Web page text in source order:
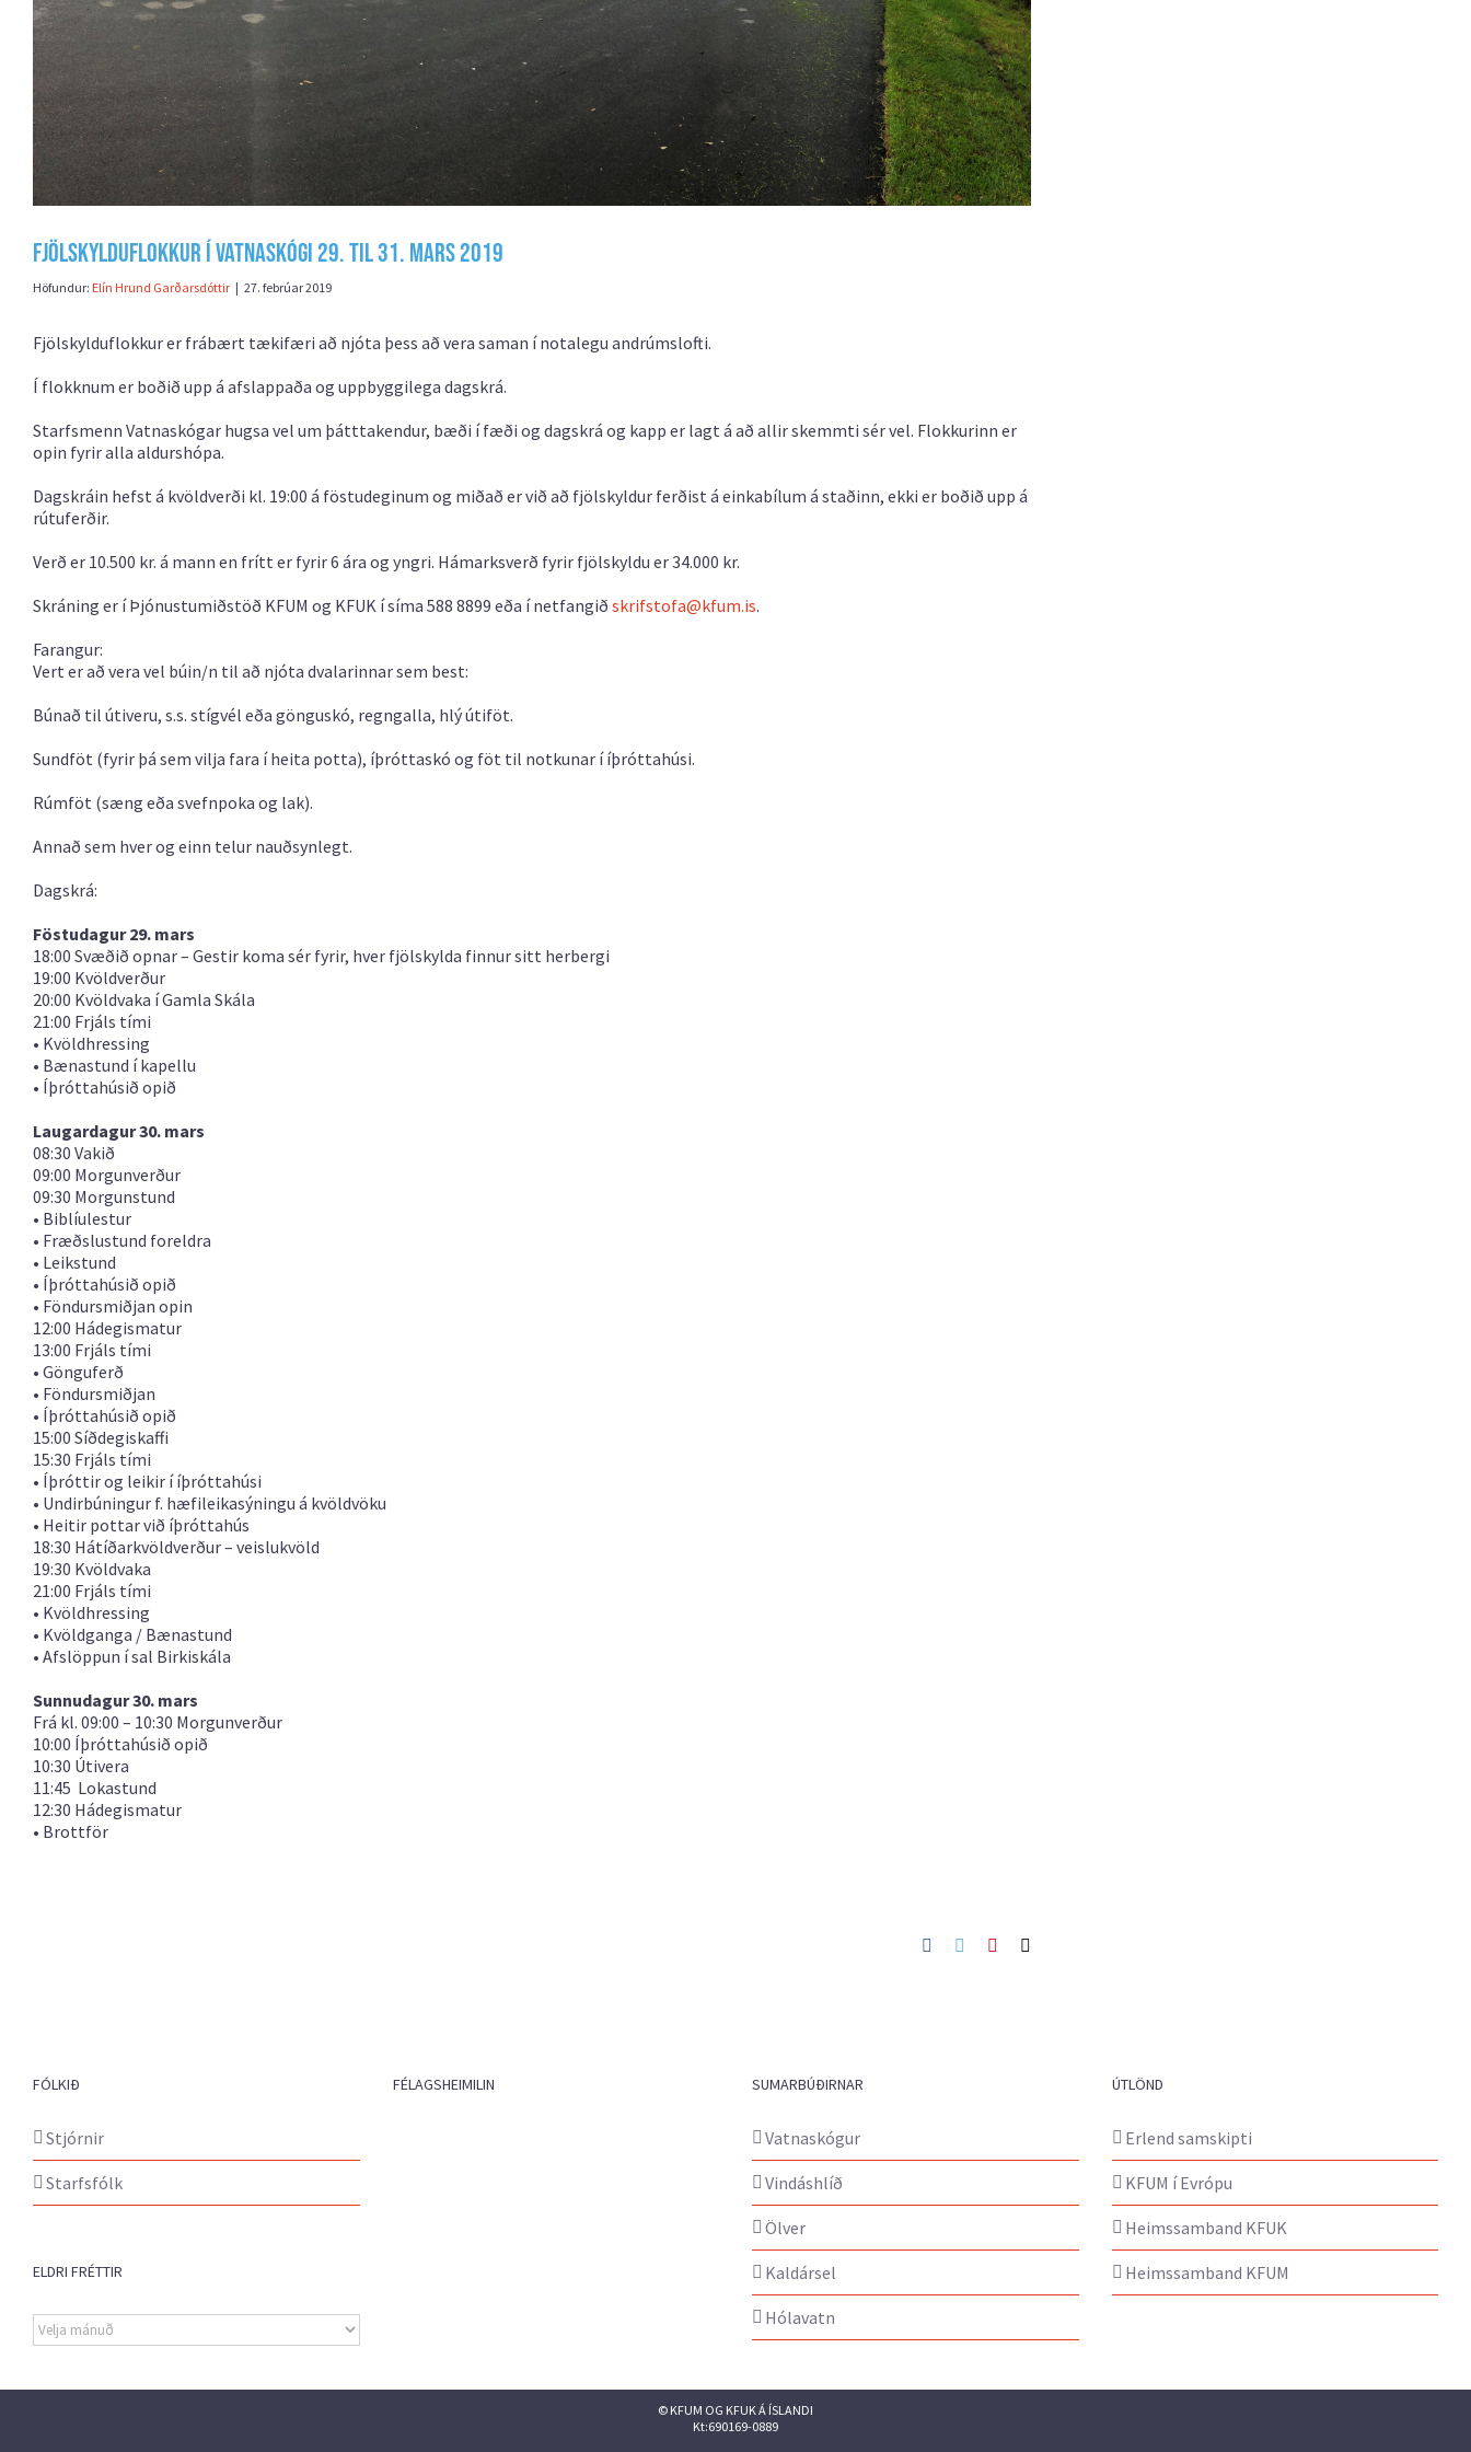
Fjölskylduflokkur í Vatnaskógi 29. til 31. mars 2019
Höfundur: Elín Hrund Garðarsdóttir | 27. febrúar 2019
Fjölskylduflokkur er frábært tækifæri að njóta þess að vera saman í notalegu andrúmslofti.
Í flokknum er boðið upp á afslappaða og uppbyggilega dagskrá.
Starfsmenn Vatnaskógar hugsa vel um þátttakendur, bæði í fæði og dagskrá og kapp er lagt á að allir skemmti sér vel. Flokkurinn er
opin fyrir alla aldurshópa.
Dagskráin hefst á kvöldverði kl. 19:00 á föstudeginum og miðað er við að fjölskyldur ferðist á einkabílum á staðinn, ekki er boðið upp á
rútuferðir.
Verð er 10.500 kr. á mann en frítt er fyrir 6 ára og yngri. Hámarksverð fyrir fjölskyldu er 34.000 kr.
Skráning er í Þjónustumiðstöð KFUM og KFUK í síma 588 8899 eða í netfangið skrifstofa@kfum.is.
Farangur:
Vert er að vera vel búin/n til að njóta dvalarinnar sem best:
Búnað til útiveru, s.s. stígvél eða gönguskó, regngalla, hlý útiföt.
Sundföt (fyrir þá sem vilja fara í heita potta), íþróttaskó og föt til notkunar í íþróttahúsi.
Rúmföt (sæng eða svefnpoka og lak).
Annað sem hver og einn telur nauðsynlegt.
Dagskrá:
Föstudagur 29. mars
18:00 Svæðið opnar – Gestir koma sér fyrir, hver fjölskylda finnur sitt herbergi
19:00 Kvöldverður
20:00 Kvöldvaka í Gamla Skála
21:00 Frjáls tími
• Kvöldhressing
• Bænastund í kapellu
• Íþróttahúsið opið
Laugardagur 30. mars
08:30 Vakið
09:00 Morgunverður
09:30 Morgunstund
• Biblíulestur
• Fræðslustund foreldra
• Leikstund
• Íþróttahúsið opið
• Föndursmiðjan opin
12:00 Hádegismatur
13:00 Frjáls tími
• Gönguferð
• Föndursmiðjan
• Íþróttahúsið opið
15:00 Síðdegiskaffi
15:30 Frjáls tími
• Íþróttir og leikir í íþróttahúsi
• Undirbúningur f. hæfileikasýningu á kvöldvöku
• Heitir pottar við íþróttahús
18:30 Hátíðarkvöldverður – veislukvöld
19:30 Kvöldvaka
21:00 Frjáls tími
• Kvöldhressing
• Kvöldganga / Bænastund
• Afslöppun í sal Birkiskála
Sunnudagur 30. mars
Frá kl. 09:00 – 10:30 Morgunverður
10:00 Íþróttahúsið opið
10:30 Útivera
11:45 Lokastund
12:30 Hádegismatur
• Brottför
Facebook
TwitterPinterest
FÓLKIÐ
Stjórnir
Starfsfólk
ELDRI FRÉTTIR
Eldri
fréttir
FÉLAGSHEIMILIN SUMARBÚÐIRNAR
Vatnaskógur
Vindáshlíð
Ölver
Kaldársel
Hólavatn
ÚTLÖND
Erlend samskipti
KFUM í Evrópu
Heimssamband KFUK
Heimssamband KFUM
© KFUM OG KFUK Á ÍSLANDI
Kt:690169-0889